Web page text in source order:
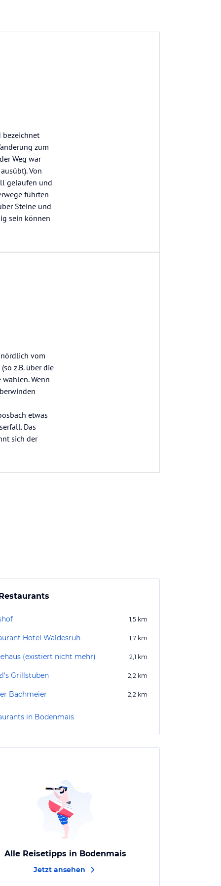
bezeichnet
zum
Weg war
Von
gelaufen und
führten
Steine und
sein können
vom
z.B. über die
Wenn
etwas
Das
sich der
1,5 km
Hotel Waldesruh 1,7 km
(existiert nicht mehr) 2,1 km
Grillstuben 2,2 km
Bachmeier 2,2 km
in Bodenmais
Alle Reisetipps in Bodenmais
Jetzt ansehen